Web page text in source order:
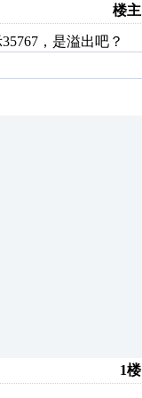
楼主
，是溢出吧？
1楼